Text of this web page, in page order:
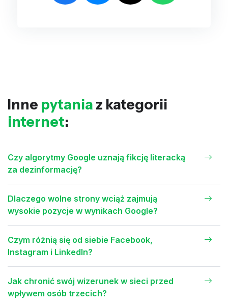
Inne pytania z kategorii
internet:
Czy algorytmy Google uznają fikcję literacką
za dezinformację?
Dlaczego wolne strony wciąż zajmują
wysokie pozycje w wynikach Google?
Czym różnią się od siebie Facebook,
Instagram i LinkedIn?
Jak chronić swój wizerunek w sieci przed
wpływem osób trzecich?